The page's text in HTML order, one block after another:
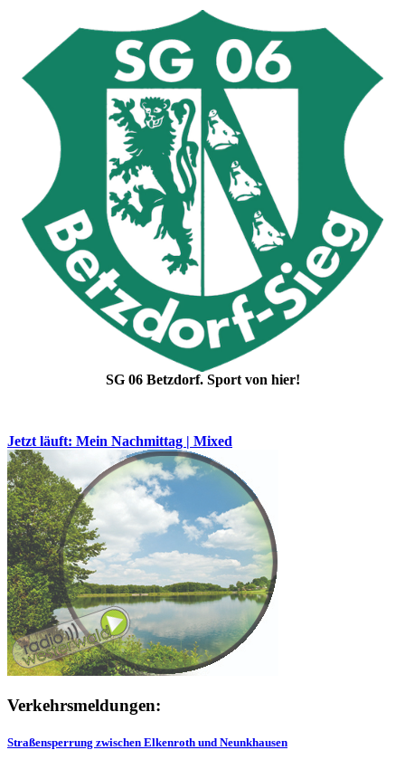
SG 06 Betzdorf. Sport von hier!
Jetzt läuft: Mein Nachmittag | Mixed
Verkehrsmeldungen:
Straßensperrung zwischen Elkenroth und Neunkhausen